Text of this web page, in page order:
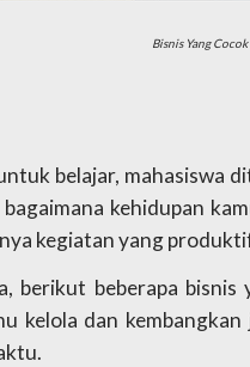
Bisnis Yang
belajar, mahasiswa
kehidupan
kegiatan yang
berikut beberapa
kelola dan